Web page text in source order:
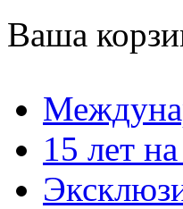
Ваша
15 лет